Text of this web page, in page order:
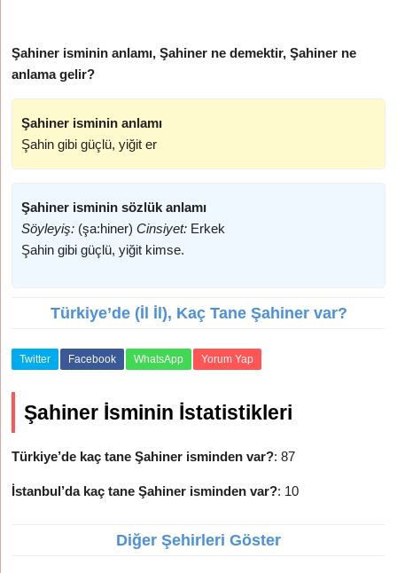
Şahiner isminin anlamı, Şahiner ne demektir, Şahiner ne
anlama gelir?
Şahiner isminin anlamı
Şahin gibi güçlü, yiğit er
Şahiner isminin sözlük anlamı
Söyleyiş: (şa:hiner)Cinsiyet: Erkek
Şahin gibi güçlü, yiğit kimse.
Türkiye’de (İl İl), Kaç Tane Şahiner var?
Twitter Facebook WhatsApp Yorum Yap
Şahiner İsminin İstatistikleri
Türkiye’de kaç tane Şahiner isminden var?: 87
İstanbul’da kaç tane Şahiner isminden var?: 10
Diğer Şehirleri Göster